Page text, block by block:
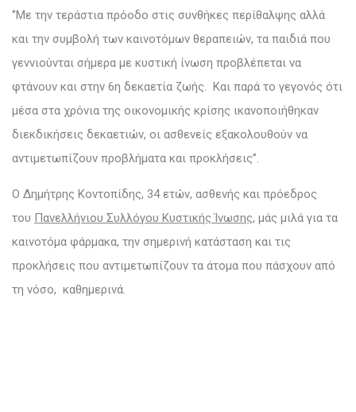
‘’Με την τεράστια πρόοδο στις συνθήκες περίθαλψης αλλά
και την συμβολή των καινοτόμων θεραπειών, τα παιδιά που
γεννιούνται σήμερα με κυστική ίνωση προβλέπεται να
φτάνουν και στην 6η δεκαετία ζωής. Και παρά το γεγονός ότι
μέσα στα χρόνια της οικονομικής κρίσης ικανοποιήθηκαν
διεκδικήσεις δεκαετιών, οι ασθενείς εξακολουθούν να
αντιμετωπίζουν προβλήματα και προκλήσεις’’.
Ο Δημήτρης Κοντοπίδης, 34 ετών, ασθενής και πρόεδρος
του Πανελλήνιου Συλλόγου Κυστικής Ίνωσης, μάς μιλά για τα
καινοτόμα φάρμακα, την σημερινή κατάσταση και τις
προκλήσεις που αντιμετωπίζουν τα άτομα που πάσχουν από
τη νόσο, καθημερινά.